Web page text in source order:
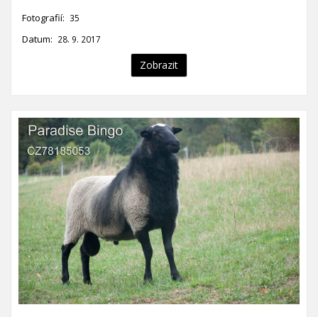
Fotografií: 35
Datum: 28. 9. 2017
Zobrazit